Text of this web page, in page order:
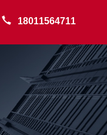
18011564711